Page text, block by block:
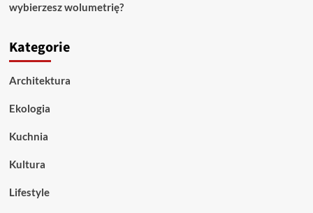
wybierzesz wolumetrię?
Kategorie
Architektura
Ekologia
Kuchnia
Kultura
Lifestyle